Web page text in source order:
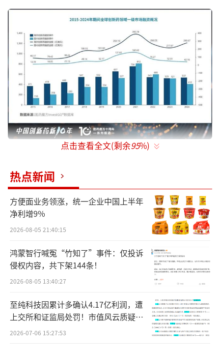
业：十年回顾与展望》
二级市场同样也面临挑战。新冠疫情之
后，全球生物医药指数全面回调，中国医药领
域叠加反腐、医保控费等因素，大盘指数在202
初，“中国资产重估之风”吹到港股，才带动
资本市场的情绪总会起起落落。更重要的
问题是，经历了第一个十年的野蛮生长，认识
到了中国创新药的“骨感”现实后，中国创新
点击查看全文(剩余95%)
热点新闻
方便面业务领涨，统一企业中国上半年
净利增9%
2026-08-05 21:40:15
鸿蒙智行喊冤“竹知了”事件：仅投诉
侵权内容，共下架144条！
2026-08-05 13:40:27
至纯科技因累计多确认4.17亿利润，遭
上交所和证监局处罚！市值风云质疑其
财务问题，遭巨额索赔！
2026-07-06 15:27:53